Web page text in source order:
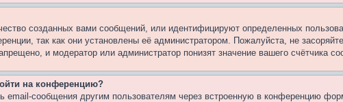
созданных вами сообщений, или идентифицируют определенных
так как они установлены её администратором. Пожалуйста, не
и модератор или администратор понизят значение вашего счётчика
на конференцию?
email-сообщения другим пользователям через встроенную в конференцию